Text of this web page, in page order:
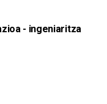
- ingeniaritza